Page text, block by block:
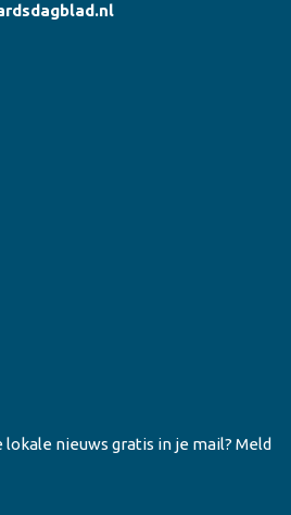
nieuws gratis in je mail? Meld